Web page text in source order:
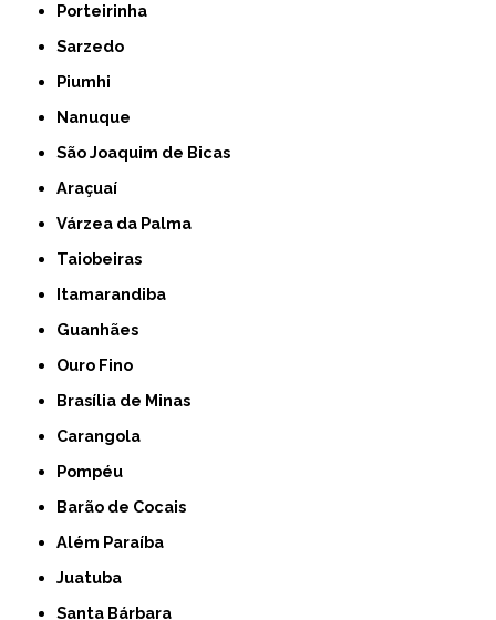
Porteirinha
Sarzedo
Piumhi
Nanuque
São Joaquim de Bicas
Araçuaí
Várzea da Palma
Taiobeiras
Itamarandiba
Guanhães
Ouro Fino
Brasília de Minas
Carangola
Pompéu
Barão de Cocais
Além Paraíba
Juatuba
Santa Bárbara